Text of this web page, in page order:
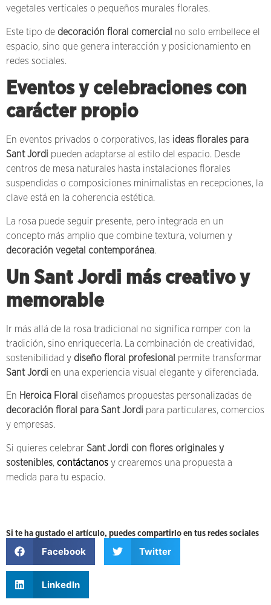
vegetales verticales o pequeños murales florales.
Este tipo de decoración floral comercial no solo embellece el
espacio, sino que genera interacción y posicionamiento en
redes sociales.
Eventos y celebraciones con
carácter propio
En eventos privados o corporativos, las ideas florales para
Sant Jordi pueden adaptarse al estilo del espacio. Desde
centros de mesa naturales hasta instalaciones florales
suspendidas o composiciones minimalistas en recepciones, la
clave está en la coherencia estética.
La rosa puede seguir presente, pero integrada en un
concepto más amplio que combine textura, volumen y
decoración vegetal contemporánea.
Un Sant Jordi más creativo y
memorable
Ir más allá de la rosa tradicional no significa romper con la
tradición, sino enriquecerla. La combinación de creatividad,
sostenibilidad y diseño floral profesional permite transformar
Sant Jordi en una experiencia visual elegante y diferenciada.
En Heroica Floral diseñamos propuestas personalizadas de
decoración floral para Sant Jordi para particulares, comercios
y empresas.
Si quieres celebrar Sant Jordi con flores originales y
sostenibles, contáctanos y crearemos una propuesta a
medida para tu espacio.
Si te ha gustado el artículo, puedes compartirlo en tus redes sociales
Facebook Twitter
LinkedIn